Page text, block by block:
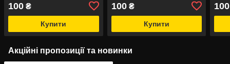
100 ₴
Купити
100₴
Купити
100
Акційні пропозиції та новинки